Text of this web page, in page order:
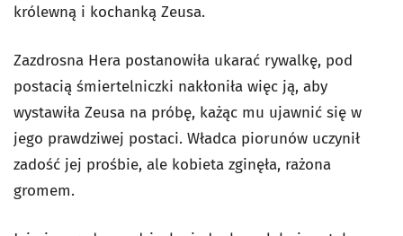
królewną i kochanką Zeusa.
Zazdrosna Hera postanowiła ukarać rywalkę, pod
postacią śmiertelniczki nakłoniła więc ją, aby
wystawiła Zeusa na próbę, każąc mu ujawnić się w
jego prawdziwej postaci. Władca piorunów uczynił
zadość jej prośbie, ale kobieta zginęła, rażona
gromem.